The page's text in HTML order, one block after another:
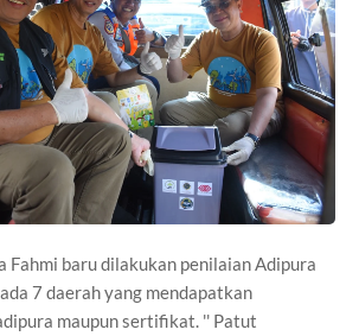
Fahmi baru dilakukan penilaian Adipura
7 daerah yang mendapatkan
maupun sertifikat. '' Patut